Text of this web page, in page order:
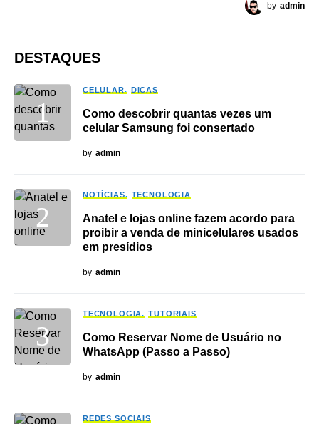
by admin
DESTAQUES
CELULAR DICAS
Como descobrir quantas vezes um
celular Samsung foi consertado
by admin
NOTÍCIAS TECNOLOGIA
Anatel e lojas online fazem acordo para
proibir a venda de minicelulares usados
em presídios
by admin
TECNOLOGIA TUTORIAIS
Como Reservar Nome de Usuário no
WhatsApp (Passo a Passo)
by admin
REDES SOCIAIS